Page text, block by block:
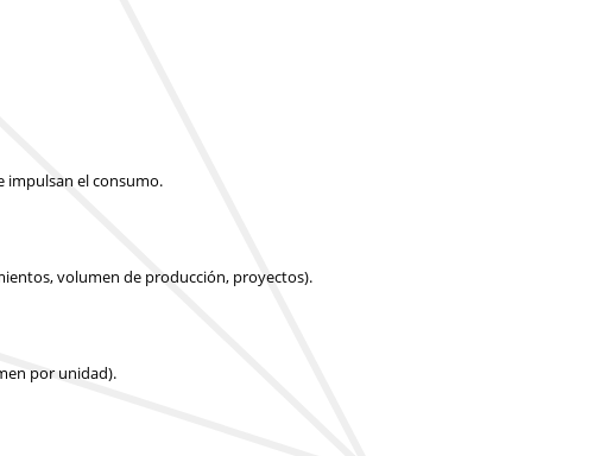
impulsan el consumo.
volumen de producción, proyectos).
por unidad).